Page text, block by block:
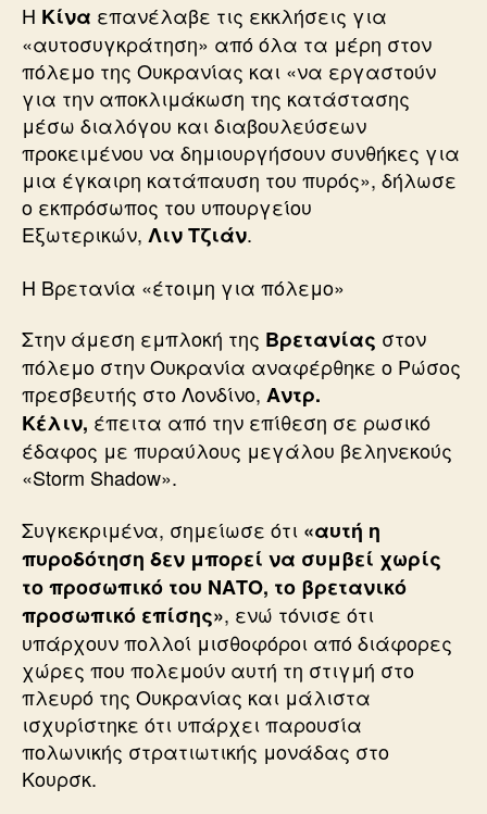
Η Κίνα επανέλαβε τις εκκλήσεις για
«αυτοσυγκράτηση» από όλα τα μέρη στον
πόλεμο της Ουκρανίας και «να εργαστούν
για την αποκλιμάκωση της κατάστασης
μέσω διαλόγου και διαβουλεύσεων
προκειμένου να δημιουργήσουν συνθήκες για
μια έγκαιρη κατάπαυση του πυρός», δήλωσε
ο εκπρόσωπος του υπουργείου
Εξωτερικών, Λιν Τζιάν.
Η Βρετανία «έτοιμη για πόλεμο»
Στην άμεση εμπλοκή της Βρετανίας στον
πόλεμο στην Ουκρανία αναφέρθηκε ο Ρώσος
πρεσβευτής στο Λονδίνο, Αντρ.
Κέλιν, έπειτα από την επίθεση σε ρωσικό
έδαφος με πυραύλους μεγάλου βεληνεκούς
«Storm Shadow».
Συγκεκριμένα, σημείωσε ότι «αυτή η
πυροδότηση δεν μπορεί να συμβεί χωρίς
το προσωπικό του ΝΑΤΟ, το βρετανικό
προσωπικό επίσης», ενώ τόνισε ότι
υπάρχουν πολλοί μισθοφόροι από διάφορες
χώρες που πολεμούν αυτή τη στιγμή στο
πλευρό της Ουκρανίας και μάλιστα
ισχυρίστηκε ότι υπάρχει παρουσία
πολωνικής στρατιωτικής μονάδας στο
Κουρσκ.